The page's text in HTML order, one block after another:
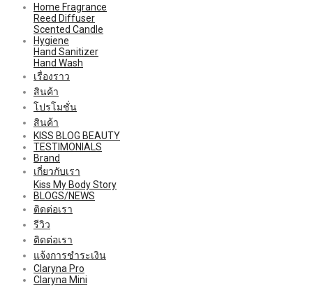
Home Fragrance
Reed Diffuser
Scented Candle
Hygiene
Hand Sanitizer
Hand Wash
เรื่องราว
สินค้า
โปรโมชั่น
สินค้า
KISS BLOG BEAUTY
TESTIMONIALS
Brand
เกี่ยวกับเรา
Kiss My Body Story
BLOGS/NEWS
ติดต่อเรา
รีวิว
ติดต่อเรา
แจ้งการชำระเงิน
Claryna Pro
Claryna Mini